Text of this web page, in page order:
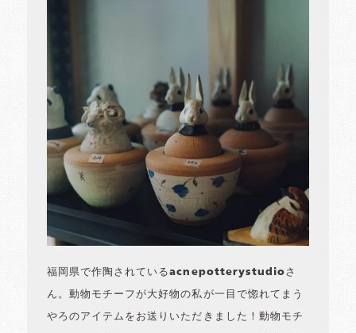
福岡県で作陶されているacnepotterystudioさ
ん。動物モチーフが大好物の私が一目で惚れてまう
やろのアイテムをお送りいただきました！動物モチ